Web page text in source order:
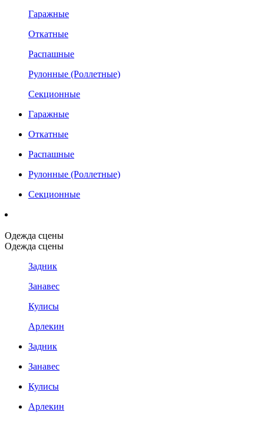
Гаражные
Откатные
Распашные
Рулонные (Роллетные)
Секционные
Гаражные
Откатные
Распашные
Рулонные (Роллетные)
Секционные
Одежда сцены
Одежда сцены
Задник
Занавес
Кулисы
Арлекин
Задник
Занавес
Кулисы
Арлекин